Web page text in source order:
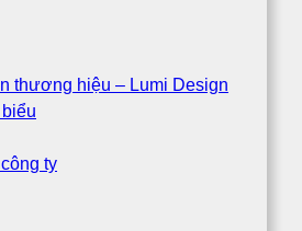
thương hiệu – Lumi Design
ty